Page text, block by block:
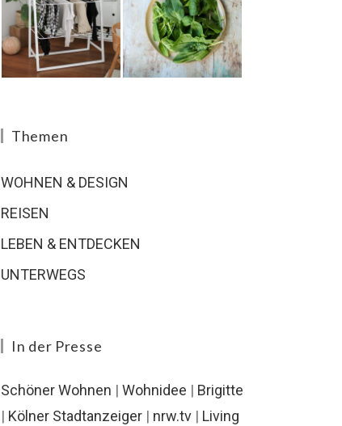
Themen
WOHNEN & DESIGN
REISEN
LEBEN & ENTDECKEN
UNTERWEGS
In der Presse
Schöner Wohnen | Wohnidee | Brigitte
| Kölner Stadtanzeiger | nrw.tv | Living